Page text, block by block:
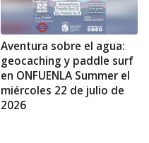
Aventura sobre el agua:
geocaching y paddle surf
en ONFUENLA Summer el
miércoles 22 de julio de
2026